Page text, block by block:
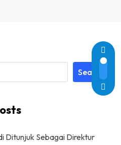
Search
Ditunjuk Sebagai Direktur